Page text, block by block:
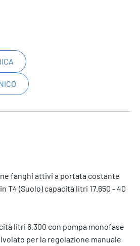
fanghi attivi a portata costante
T4 (Suolo) capacità litri 17.650 - 40
litri 6.300 con pompa monofase
per la regolazione manuale